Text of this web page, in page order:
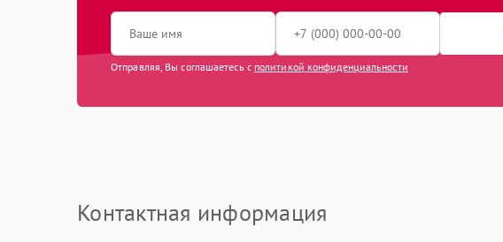
Отправляя, Вы соглашаетесь с политикой конфиденциальности
Контактная информация